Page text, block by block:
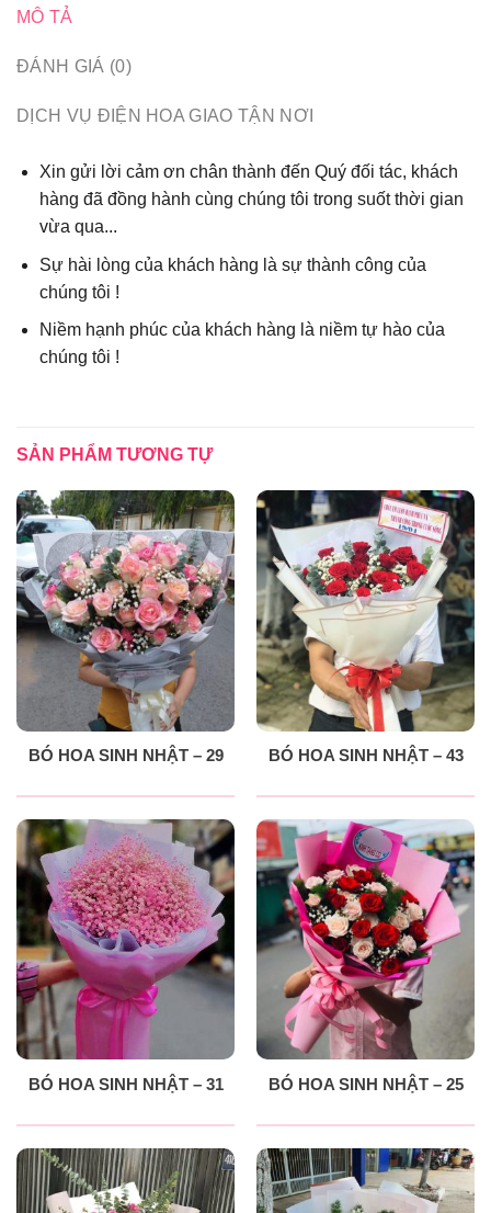
MÔ TẢ
ĐÁNH GIÁ (0)
DỊCH VỤ ĐIỆN HOA GIAO TẬN NƠI
Xin gửi lời cảm ơn chân thành đến Quý đối tác, khách
hàng đã đồng hành cùng chúng tôi trong suốt thời gian
vừa qua...
Sự hài lòng của khách hàng là sự thành công của
chúng tôi !
Niềm hạnh phúc của khách hàng là niềm tự hào của
chúng tôi !
SẢN PHẨM TƯƠNG TỰ
BÓ HOA SINH NHẬT – 29 BÓ HOA SINH NHẬT – 43
BÓ HOA SINH NHẬT – 31 BÓ HOA SINH NHẬT – 25